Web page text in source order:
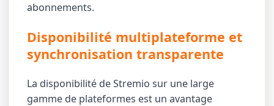
abonnements.
Disponibilité multiplateforme et
synchronisation transparente
La disponibilité de Stremio sur une large
gamme de plateformes est un avantage